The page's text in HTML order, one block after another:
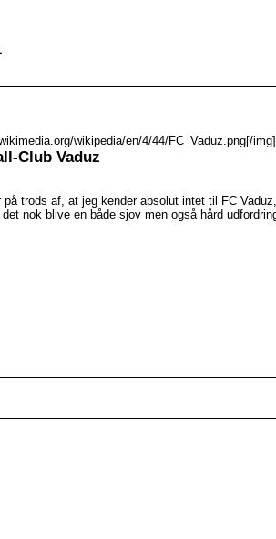
wikipedia/en/4/44/FC_Vaduz.png[/img]
Club Vaduz
trods af, at jeg kender absolut intet til FC
nok blive en både sjov men også hård